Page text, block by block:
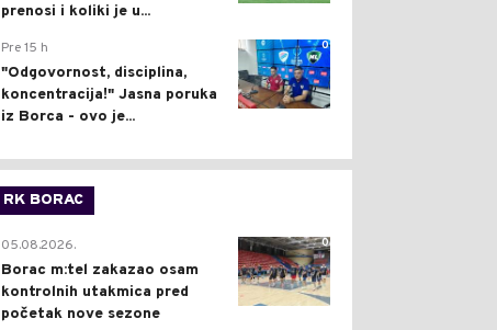
prenosi i koliki je u...
0
Pre 15 h
"Odgovornost, disciplina,
koncentracija!" Jasna poruka
iz Borca - ovo je...
RK BORAC
0
05.08.2026.
Borac m:tel zakazao osam
kontrolnih utakmica pred
početak nove sezone